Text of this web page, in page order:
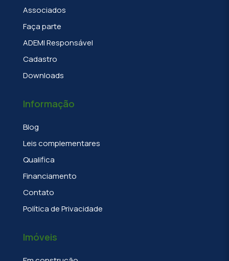
Associados
Faça parte
ADEMI Responsável
Cadastro
Downloads
Informação
Blog
Leis complementares
Qualifica
Financiamento
Contato
Política de Privacidade
Imóveis